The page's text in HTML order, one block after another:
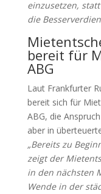
einzusetzen,
die
bereit für
ABG
Laut Frankfurter
bereit sich für
ABG, die
aber in
„Bereits zu
zeigt der
in den nächsten
Wende in der